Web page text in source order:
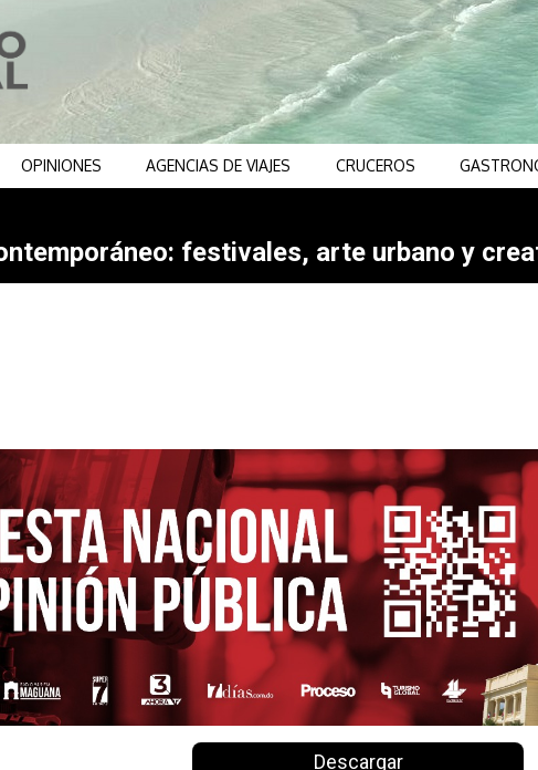
OPINIONES AGENCIAS DE VIAJES CRUCEROS
festivales, arte urbano y
Descargar